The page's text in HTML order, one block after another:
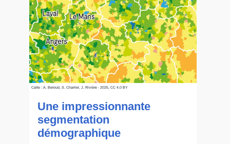
Carte : A. Beroud, S. Charrier, J. Rivière - 2025, CC 4.0 BY
Une impressionnante
segmentation
démographique